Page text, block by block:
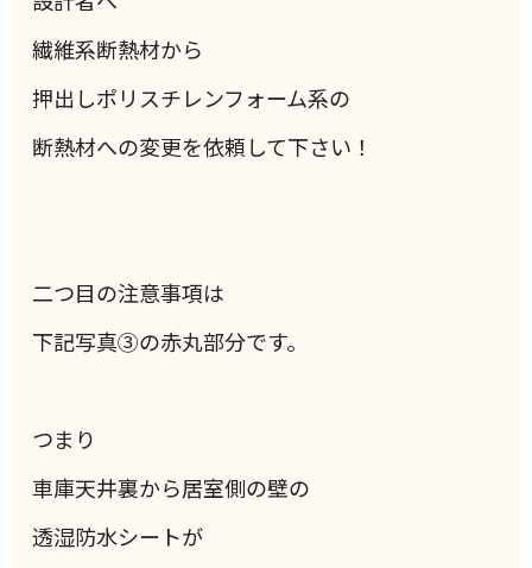
繊維系断熱材から
押出しポリスチレンフォーム系の
断熱材への変更を依頼して下さい！
二つ目の注意事項は
下記写真③の赤丸部分です。
つまり
車庫天井裏から居室側の壁の
透湿防水シートが